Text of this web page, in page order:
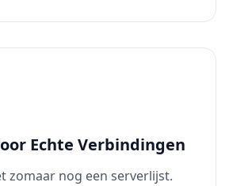
Echte Verbindingen
zomaar nog een serverlijst.